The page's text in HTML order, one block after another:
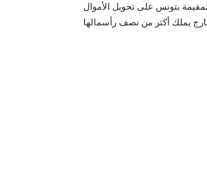
بتونس على تحويل الأموال